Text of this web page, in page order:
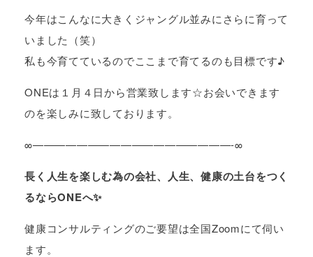
今年はこんなに大きくジャングル並みにさらに育って
いました（笑）
私も今育てているのでここまで育てるのも目標です♪
ONEは１月４日から営業致します☆お会いできます
のを楽しみに致しております。
∞——————————————————-∞
長く人生を楽しむ為の会社、人生、健康の土台をつく
るならONEへ✨
健康コンサルティングのご要望は全国Zoomにて伺い
ます。